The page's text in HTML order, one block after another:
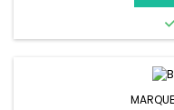
utilise des raccords E27